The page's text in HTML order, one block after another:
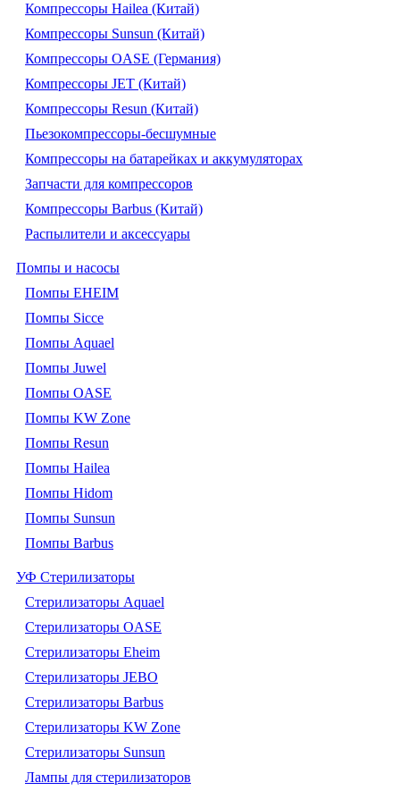
Компрессоры Hailea (Китай)
Компрессоры Sunsun (Китай)
Компрессоры OASE (Германия)
Компрессоры JET (Китай)
Компрессоры Resun (Китай)
Пьезокомпрессоры-бесшумные
Компрессоры на батарейках и аккумуляторах
Запчасти для компрессоров
Компрессоры Barbus (Китай)
Распылители и аксессуары
Помпы и насосы
Помпы EHEIM
Помпы Sicce
Помпы Aquael
Помпы Juwel
Помпы OASE
Помпы KW Zone
Помпы Resun
Помпы Hailea
Помпы Hidom
Помпы Sunsun
Помпы Barbus
УФ Стерилизаторы
Стерилизаторы Aquael
Стерилизаторы OASE
Стерилизаторы Eheim
Стерилизаторы JEBO
Стерилизаторы Barbus
Стерилизаторы KW Zone
Стерилизаторы Sunsun
Лампы для стерилизаторов